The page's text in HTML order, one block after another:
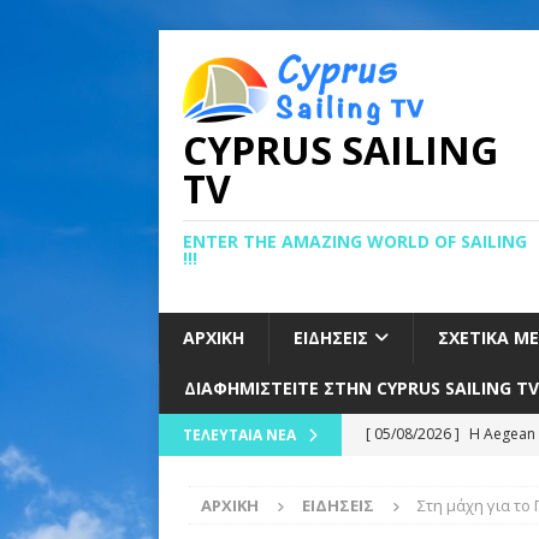
CYPRUS SAILING
TV
ENTER THE AMAZING WORLD OF SAILING
!!!
ΑΡΧΙΚΉ ΕΙΔΉΣΕΙΣ ΣΧΕΤΙΚΆ
ΔΙΑΦΗΜΙΣΤΕΊΤΕ ΣΤΗΝ CYPRUS SAILING TV
ΤΕΛΕΥΤΑΊΑ ΝΈΑ [ 05/08/2026 ] Η Aegean
[ 05/08/2026 ] ΚΑΛΗ
ΑΡΧΙΚΉ ΕΙΔΉΣΕΙΣ Στη μάχη για